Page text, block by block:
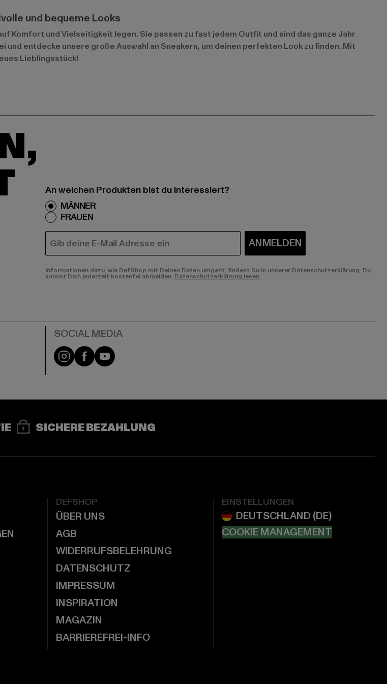
und bequeme Looks
Komfort und Vielseitigkeit legen. Sie passen zu fast jedem Outfit und sind das ganze Jahr
entdecke unsere große Auswahl an Sneakern, um deinen perfekten Look zu finden. Mit
Lieblingsstück!
An welchen Produkten bist du interessiert?
MÄNNER
FRAUEN
E-MAIL ANMELDEN
Informationen dazu, wie DefShop mit Deinen Daten umgeht, findest Du in unserer Datenschutzerklärung. Du
kannst Dich jederzeit kostenfei abmelden. Datenschutzerklärung lesen.
Instagram
FacebookYouTube
SICHERE BEZAHLUNG
DEFSHOP
ÜBER UNS
AGB
WIDERRUFSBELEHRUNG
DATENSCHUTZ
IMPRESSUM
INSPIRATION
MAGAZIN
BARRIEREFREI-INFO
EINSTELLUNGEN
COOKIE MANAGEMENT